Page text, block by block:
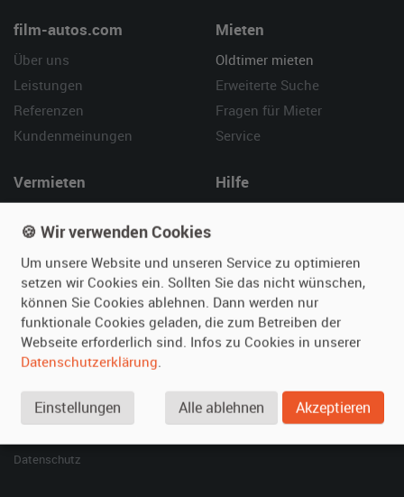
film-autos.com
Über uns
Leistungen
Referenzen
Kundenmeinungen
Mieten
Oldtimer mieten
Erweiterte Suche
Fragen für Mieter
Service
Vermieten
Fotos senden
Fragen für Vermieter
Inserat verwalten
Hilfe
Kontakt
SPECIAL
Berühmte Filmautos –
Datenschutz
🍪 Wir verwenden Cookies
Um unsere Website und unseren Service zu optimieren
setzen wir Cookies ein. Sollten Sie das nicht wünschen,
können Sie Cookies ablehnen. Dann werden nur
funktionale Cookies geladen, die zum Betreiben der
Webseite erforderlich sind. Infos zu Cookies in unserer
Datenschutzerklärung.
Einstellungen Alle ablehnen Akzeptieren